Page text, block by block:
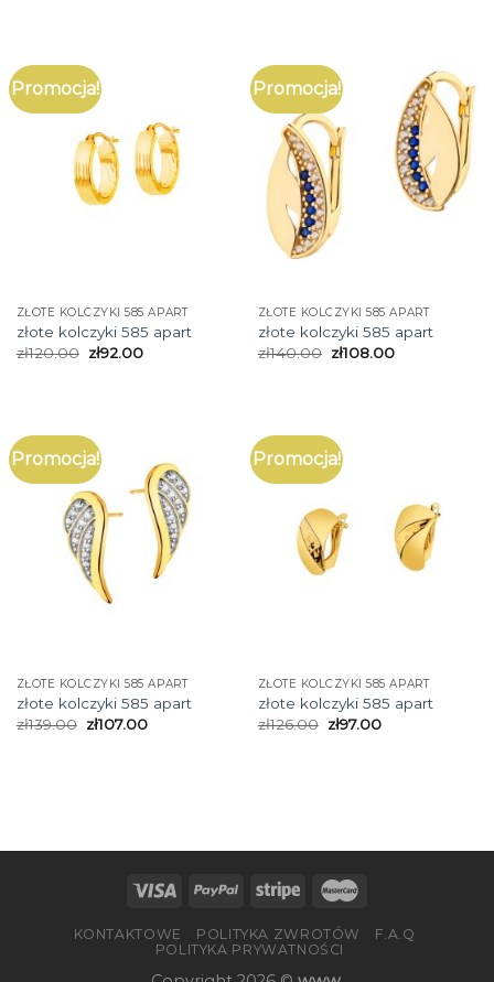
Promocja!
ZŁOTE KOLCZYKI 585 APART
złote kolczyki 585 apart
zł120.00 zł92.00
Promocja!
ZŁOTE KOLCZYKI 585 APART
złote kolczyki 585 apart
zł140.00 zł108.00
Promocja!
ZŁOTE KOLCZYKI 585 APART
złote kolczyki 585 apart
zł139.00 zł107.00
Promocja!
ZŁOTE KOLCZYKI 585 APART
złote kolczyki 585 apart
zł126.00 zł97.00
KONTAKTOWE POLITYKA ZWROTÓW
F.A.Q
POLITYKA PRYWATNOŚCI